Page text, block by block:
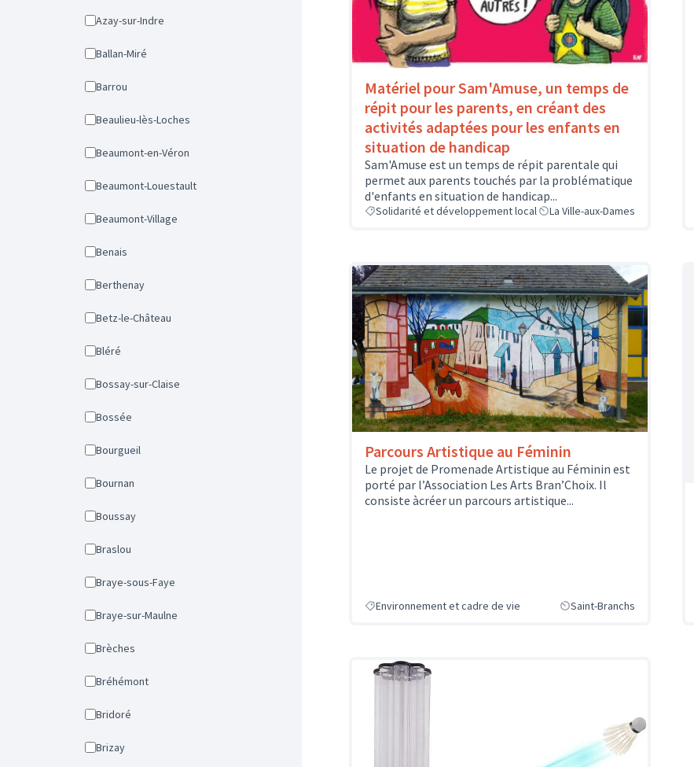
Azay-sur-Indre
Ballan-Miré
Barrou
Beaulieu-lès-Loches
Beaumont-en-Véron
Beaumont-Louestault
Beaumont-Village
Benais
Berthenay
Betz-le-Château
Bléré
Bossay-sur-Claise
Bossée
Bourgueil
Bournan
Boussay
Braslou
Braye-sous-Faye
Braye-sur-Maulne
Brèches
Bréhémont
Bridoré
Brizay
Matériel pour Sam'Amuse, un temps de
répit pour les parents, en créant des
activités adaptées pour les enfants en
situation de handicap
Sam'Amuse est un temps de répit parentale qui
permet aux parents touchés par la problématique
d'enfants en situation de handicap...
Solidarité et développement local La Ville-aux-Dames
Parcours Artistique au Féminin
Le projet de Promenade Artistique au Féminin est
porté par l’Association Les Arts Bran’Choix. Il
consiste àcréer un parcours artistique...
Environnement et cadre de vie Saint-Branchs